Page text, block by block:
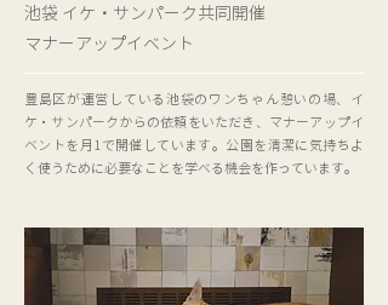
池袋 イケ・サンパーク共同開催
​マナーアップイベント
豊島区が運営している池袋のワンちゃん憩いの場、イ
ケ・サンパークからの依頼をいただき、マナーアップイ
ベントを月1で開催しています。公園を清潔に気持ちよ
く使うために必要なことを学べる機会を作っています。